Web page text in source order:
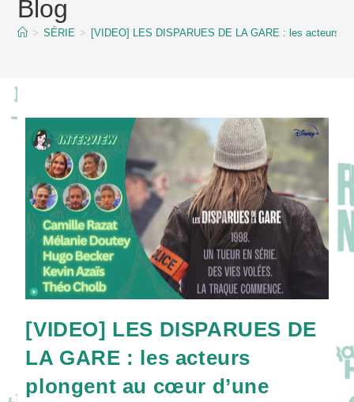
contentBlog
> SÉRIE > [VIDEO] LES DISPARUES DE LA GARE : les acteurs
[VIDEO] LES DISPARUES DE
LA GARE : les acteurs
plongent au cœur d’une